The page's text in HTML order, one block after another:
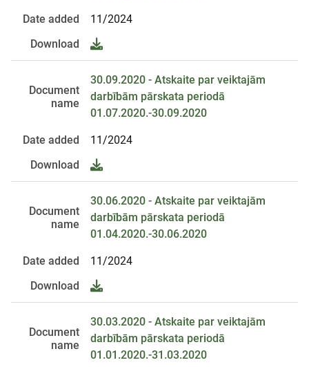
Date added
11/2024
Download
Document
name
30.09.2020 - Atskaite par veiktajām
darbībām pārskata periodā
01.07.2020.-30.09.2020
Date added
11/2024
Download
Document
name
30.06.2020 - Atskaite par veiktajām
darbībām pārskata periodā
01.04.2020.-30.06.2020
Date added
11/2024
Download
Document
name
30.03.2020 - Atskaite par veiktajām
darbībām pārskata periodā
01.01.2020.-31.03.2020